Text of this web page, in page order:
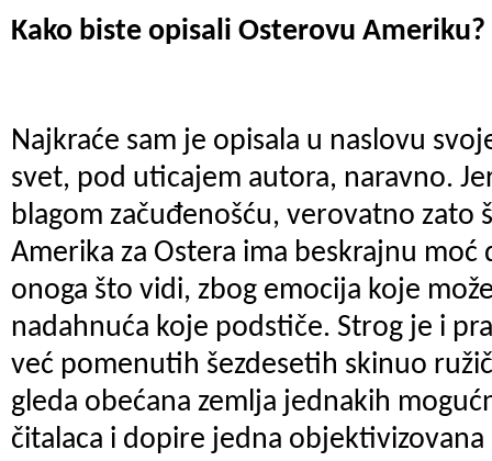
Kako biste opisali Osterovu Ameriku?
Najkraće sam je opisala u naslovu
svet, pod uticajem autora, naravno.
blagom začuđenošću, verovatno zato
Amerika za Ostera ima beskrajnu moć
onoga što vidi, zbog emocija koje
nadahnuća koje podstiče. Strog je i
već pomenutih šezdesetih skinuo
gleda obećana zemlja jednakih
čitalaca i dopire jedna objektivizovana